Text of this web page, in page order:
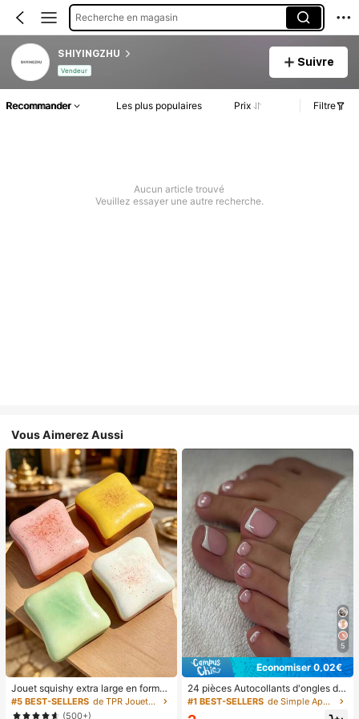
Recherche en magasin
SHIYINGZHU
Vendeur
Suivre
Recommander Les plus populaires Prix Filtre
Aucun article trouvé
Veuillez essayer une autre recherche.
Vous Aimerez Aussi
Jouet squishy extra large en forme
de toast, jouet anti-stress super do
ux en beurre de toast, disponible en
#5 BEST-SELLERS
de TPR Jouets amusants et fantaisie pour adolescen
(500+)
5
Économiser 0,02€
24 pièces Autocollants d'ongles d'o
rteil carrés pour créer de nouveaux
designs d'ongles ! Base nude rétro
#1 BEST-SELLERS de Simple Appuyez sur les faux ongles